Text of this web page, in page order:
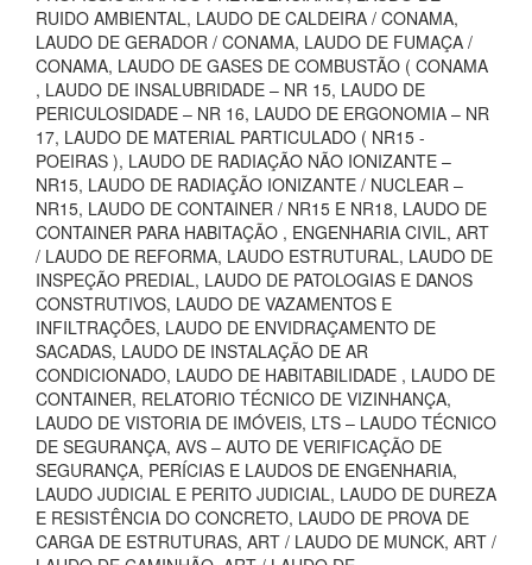
RUIDO AMBIENTAL, LAUDO DE CALDEIRA / CONAMA,
LAUDO DE GERADOR / CONAMA, LAUDO DE FUMAÇA /
CONAMA, LAUDO DE GASES DE COMBUSTÃO ( CONAMA
, LAUDO DE INSALUBRIDADE – NR 15, LAUDO DE
PERICULOSIDADE – NR 16, LAUDO DE ERGONOMIA – NR
17, LAUDO DE MATERIAL PARTICULADO ( NR15 -
POEIRAS ), LAUDO DE RADIAÇÃO NÃO IONIZANTE –
NR15, LAUDO DE RADIAÇÃO IONIZANTE / NUCLEAR –
NR15, LAUDO DE CONTAINER / NR15 E NR18, LAUDO DE
CONTAINER PARA HABITAÇÃO , ENGENHARIA CIVIL, ART
/ LAUDO DE REFORMA, LAUDO ESTRUTURAL, LAUDO DE
INSPEÇÃO PREDIAL, LAUDO DE PATOLOGIAS E DANOS
CONSTRUTIVOS, LAUDO DE VAZAMENTOS E
INFILTRAÇÕES, LAUDO DE ENVIDRAÇAMENTO DE
SACADAS, LAUDO DE INSTALAÇÃO DE AR
CONDICIONADO, LAUDO DE HABITABILIDADE , LAUDO DE
CONTAINER, RELATORIO TÉCNICO DE VIZINHANÇA,
LAUDO DE VISTORIA DE IMÓVEIS, LTS – LAUDO TÉCNICO
DE SEGURANÇA, AVS – AUTO DE VERIFICAÇÃO DE
SEGURANÇA, PERÍCIAS E LAUDOS DE ENGENHARIA,
LAUDO JUDICIAL E PERITO JUDICIAL, LAUDO DE DUREZA
E RESISTÊNCIA DO CONCRETO, LAUDO DE PROVA DE
CARGA DE ESTRUTURAS, ART / LAUDO DE MUNCK, ART /